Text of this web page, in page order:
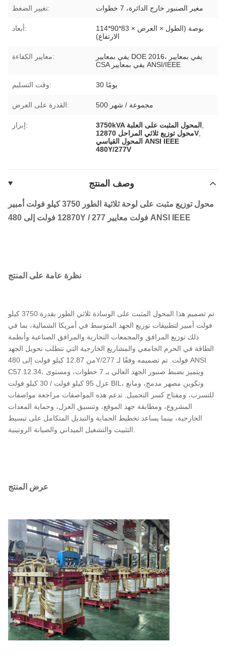
تغيير الضغط: مغير الصنبور خارج الدائرة، 7 خطوات
أبعاد:
114*90*83 بوصة (الطول × العرض ×
الارتفاع)
معايير الكفاءة:
يفي بمعايير DOE 2016، يفي بمعايير
CSA يفي بمعايير ANSI/IEEE
وقت التسليم: 30 يومًا
القدرة على العرض: 500 مجموعة / شهر
إبراز: 3750kVA المحول المثبت على العلبة
محول توزيع ثلاثي المراحل 12870V
المحول القياسي ANSI IEEE
480Y/277V
وصف المنتج
محول توزيع مثبت على لوحة ثلاثية الطور 3750 كيلو فولت أمبير
12870 فولت إلى 480Y / 277 فولت معايير ANSI IEEE
نظرة عامة على المنتج
تم تصميم هذا المحول المثبت على الوسادة ثلاثي الطور بقدرة 3750 كيلو
فولت أمبير لتطبيقات توزيع الجهد المتوسط ​​في أمريكا الشمالية، بما في
ذلك توزيع المرافق والمجمعات التجارية والمرافق الصناعية وأنظمة
الطاقة في الحرم الجامعي والمشاريع الخارجية التي تتطلب تحويل الجهد
من 12.87 كيلو فولت إلى 480Y/277 فولت. تم تصميمه وفقًا لـ ANSI
C57.12.34، ويتميز بضبط صنبور الجهد العالي بـ 7 خطوات، ومستوى
عزل 95 كيلو فولت / 30 كيلو فولت BIL، وتكوين مصهر مدمج، ومانع
للتسرب، ومفتاح كسر التحميل. تدعم هذه المواصفات مراجعة مواصفات
المشروع، ومطابقة جهد الموقع، وتنسيق العزل، وحماية المعدات
الخارجية، بينما يساعد تخطيط الحماية والتبديل المتكامل على تبسيط
عرض المنتج